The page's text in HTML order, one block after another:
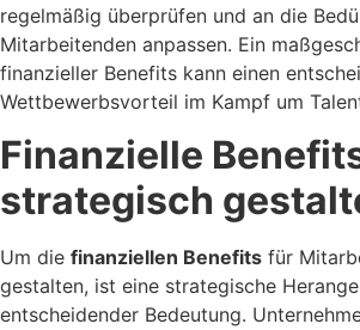
regelmäßig überprüfen und an die
Mitarbeitenden anpassen. Ein
finanzieller Benefits kann einen
Wettbewerbsvorteil im Kampf um
Finanzielle
strategisch
Um die finanziellen Benefits für
gestalten, ist eine strategische
entscheidender Bedeutung.